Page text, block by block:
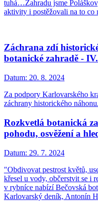
tuhá…Zahradu jsme
aktivity i postěžovali na to co
Záchrana zdí
botanické zahradě -
Datum: 20. 8. 2024
Za podpory Karlovarského
záchrany historického náhonu.
Rozkvetlá botanická
pohodu, osvěžení a
Datum: 29. 7. 2024
"Obdivovat pestrost květů,
křesel u vody, občerstvit se i
v rybníce nabízí Bečovská
Karlovarský deník, Antonín